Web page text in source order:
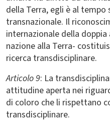
della Terra, egli è al tempo
transnazionale. Il
internazionale della doppia
nazione alla Terra-
ricerca transdisciplinare.
Articolo 9: La
attitudine aperta nei
di coloro che li rispettano
transdisciplinare.